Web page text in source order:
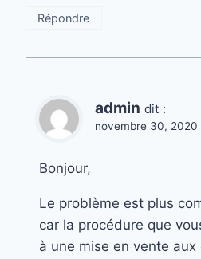
Répondre
admin dit :
novembre 30, 2020
Bonjour,
Le problème est plus
car la procédure que
à une mise en vente